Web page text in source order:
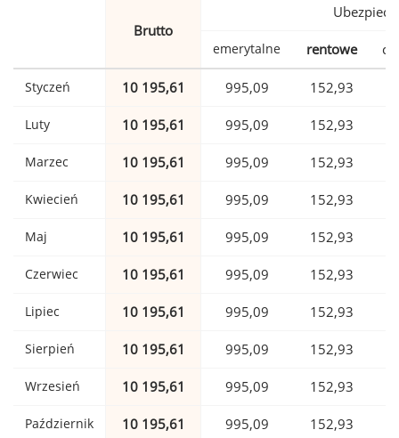
Brutto
emerytalne rentowe
Styczeń 10 195,61 995,09 152,93
Luty 10 195,61 995,09 152,93
Marzec 10 195,61 995,09 152,93
Kwiecień 10 195,61 995,09 152,93
Maj 10 195,61 995,09 152,93
Czerwiec 10 195,61 995,09 152,93
Lipiec 10 195,61 995,09 152,93
Sierpień 10 195,61 995,09 152,93
Wrzesień 10 195,61 995,09 152,93
Październik 10 195,61 995,09 152,93